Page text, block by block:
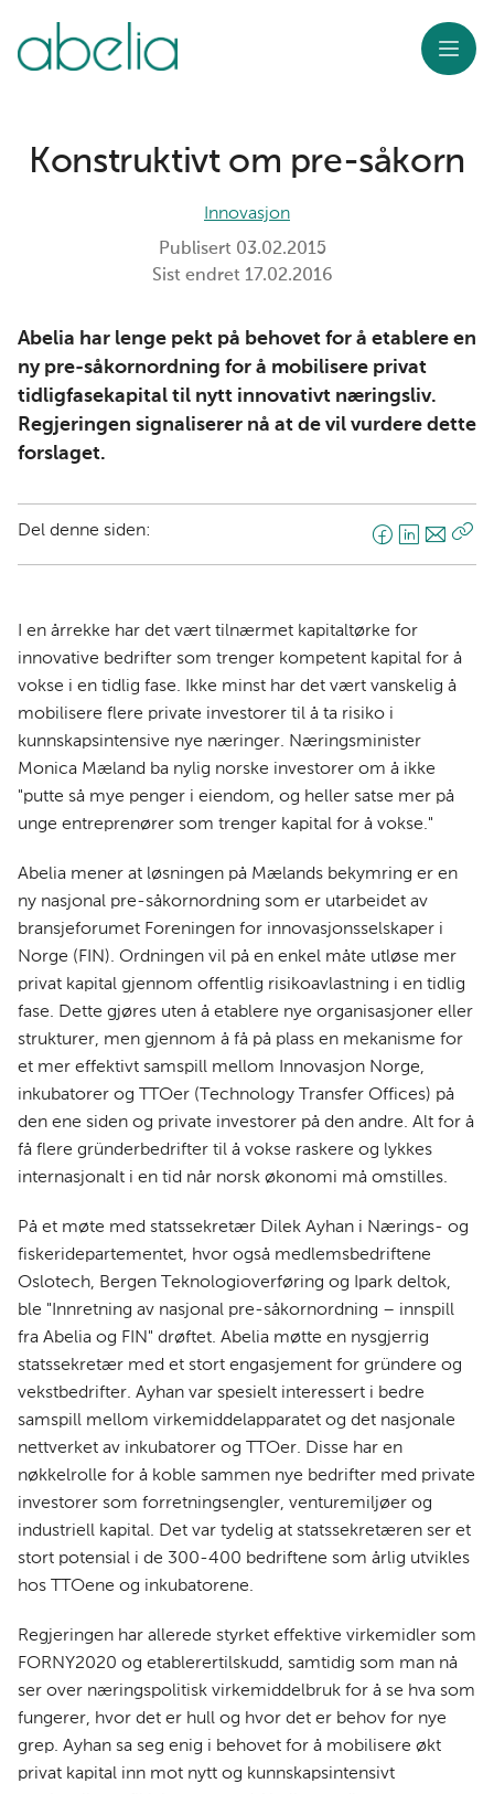
Meny
Konstruktivt om pre-såkorn
Innovasjon
Publisert 03.02.2015
Sist endret 17.02.2016
Abelia har lenge pekt på behovet for å etablere en
ny pre-såkornordning for å mobilisere privat
tidligfasekapital til nytt innovativt næringsliv.
Regjeringen signaliserer nå at de vil vurdere dette
forslaget.
Del denne siden:
F
e
b
o
k
L
k
e
d
n
E
s
t
I en årrekke har det vært tilnærmet kapitaltørke for
innovative bedrifter som trenger kompetent kapital for å
vokse i en tidlig fase. Ikke minst har det vært vanskelig å
mobilisere flere private investorer til å ta risiko i
kunnskapsintensive nye næringer. Næringsminister
Monica Mæland ba nylig norske investorer om å ikke
"putte så mye penger i eiendom, og heller satse mer på
unge entreprenører som trenger kapital for å vokse."
Abelia mener at løsningen på Mælands bekymring er en
ny nasjonal pre-såkornordning som er utarbeidet av
bransjeforumet Foreningen for innovasjonsselskaper i
Norge (FIN). Ordningen vil på en enkel måte utløse mer
privat kapital gjennom offentlig risikoavlastning i en tidlig
fase. Dette gjøres uten å etablere nye organisasjoner eller
strukturer, men gjennom å få på plass en mekanisme for
et mer effektivt samspill mellom Innovasjon Norge,
inkubatorer og TTOer (Technology Transfer Offices) på
den ene siden og private investorer på den andre. Alt for å
få flere gründerbedrifter til å vokse raskere og lykkes
internasjonalt i en tid når norsk økonomi må omstilles.
På et møte med statssekretær Dilek Ayhan i Nærings- og
fiskeridepartementet, hvor også medlemsbedriftene
Oslotech, Bergen Teknologioverføring og Ipark deltok,
ble "Innretning av nasjonal pre-såkornordning – innspill
fra Abelia og FIN" drøftet. Abelia møtte en nysgjerrig
statssekretær med et stort engasjement for gründere og
vekstbedrifter. Ayhan var spesielt interessert i bedre
samspill mellom virkemiddelapparatet og det nasjonale
nettverket av inkubatorer og TTOer. Disse har en
nøkkelrolle for å koble sammen nye bedrifter med private
investorer som forretningsengler, venturemiljøer og
industriell kapital. Det var tydelig at statssekretæren ser et
stort potensial i de 300-400 bedriftene som årlig utvikles
hos TTOene og inkubatorene.
Regjeringen har allerede styrket effektive virkemidler som
FORNY2020 og etablerertilskudd, samtidig som man nå
ser over næringspolitisk virkemiddelbruk for å se hva som
fungerer, hvor det er hull og hvor det er behov for nye
grep. Ayhan sa seg enig i behovet for å mobilisere økt
privat kapital inn mot nytt og kunnskapsintensivt